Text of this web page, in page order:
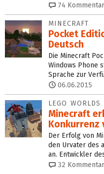
74
MINECRAFT
Pocket
Deutsch
Die Minecraft
Windows Phone
Sprache zur
06.06.2015
LEGO WORLDS
Minecraft
Konkurrenz
Der Erfolg von
den Urvater des
an. Entwickler
32